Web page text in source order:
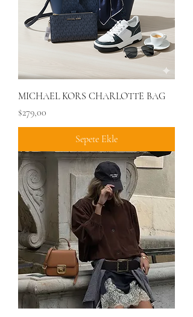
MICHAEL KORS CHARLOTTE BAG
Fiyat
$279,00
Sepete Ekle